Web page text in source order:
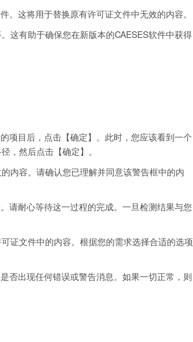
这将用于替换原有许可证文件中无效的内容。
这有助于确保您在新版本的CAESES软件中获得
项目后，点击【确定】。此时，您应该看到一个
，然后点击【确定】。
内容。请确认您已理解并同意该警告框中的内
请耐心等待这一过程的完成。一旦检测结果与您
证文件中的内容。根据您的需求选择合适的选项
否出现任何错误或警告消息。如果一切正常，则